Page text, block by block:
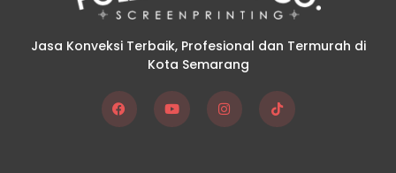
Jasa Konveksi Terbaik, Profesional dan Termurah di
Kota Semarang
F
a
Y
o
I
n
T
i